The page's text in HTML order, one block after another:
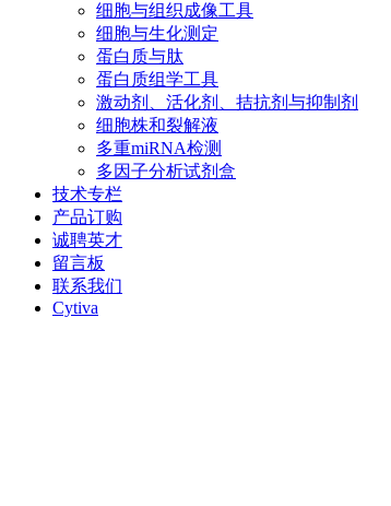
细胞与组织成像工具
细胞与生化测定
蛋白质与肽
蛋白质组学工具
激动剂、活化剂、拮抗剂与抑制剂
细胞株和裂解液
多重miRNA检测
多因子分析试剂盒
技术专栏
产品订购
诚聘英才
留言板
联系我们
Cytiva